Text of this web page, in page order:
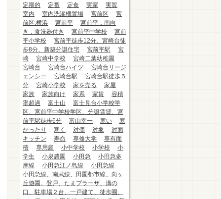
定期的
定番 定食 実家
実質
室内
室内洗濯機置場 宮前区
宮
前区.横浜
宮前平
宮前平，南向
き，食洗器付き
宮前平中学校
宮前
平小学校
宮前平徒歩12分、宮崎台徒
歩8分、新築分譲住宅
宮前平駅
宮
崎
宮崎中学校
宮崎二葉幼稚園
宮崎台
宮崎台ハイツ
宮崎台リージ
ェンシー
宮崎台駅
宮崎台駅徒歩５
分
宮崎小学校 家を売る
家屋
家族
家族向け 家系 家賃
容積
率超過
富士山
富士見台小学校学
区、宮前平中学校学区、分譲賃貸、宮
前平駅徒歩6分
富山幸一 寒い
寒
かったり
寒く 対価 対象
対面
キッチン
寿命 専修大学
専有面
積
専用庭 小中学校 小学校
小
学生
小泉農園 小田急
小田急多
摩線
小田急江ノ島線
小田急線
小田急線、南武線、田園都市線、向ヶ
丘遊園、登戸、たまプラーザ、溝の
口、駐車場２台、一戸建て、徒歩圏、